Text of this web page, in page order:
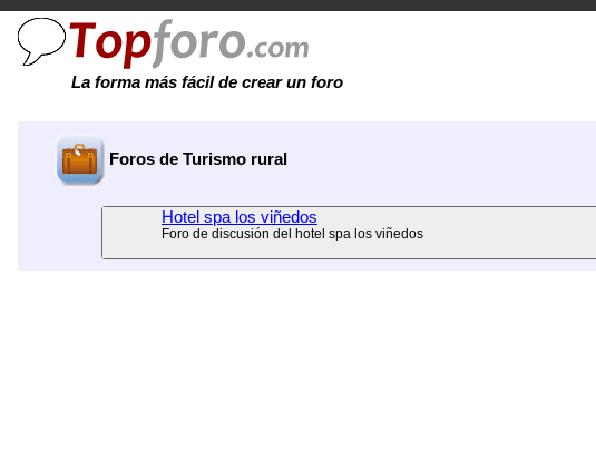
La forma más fácil de crear un foro
Foros de Turismo rural
Hotel spa los viñedos
Foro de discusión del hotel spa los viñedos